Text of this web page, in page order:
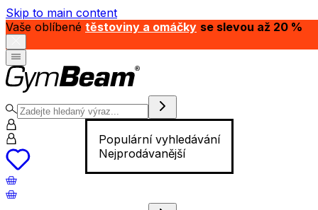
Skip to main content
Vaše oblíbené těstoviny a omáčky se slevou až 20 %
Populární vyhledávání
Nejprodávanější